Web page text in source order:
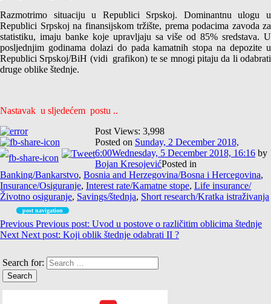
Razmotrimo situaciju u Republici Srpskoj. Dominantnu ulogu u
Republici Srpskoj na finansijskom tržište, prema podacima zavoda za
statistiku, imaju banke koje upravljaju sa više od 85% sredstava. U
posljednjim godinama dolazi do pada kamatnih stopa na depozite u
Republici Srpskoj/BiH (vidi grafikon) te se mnogi pitaju da li odabrati
druge oblike štednje.
Nastavak u sljedećem postu ..
Post Views: 3,998
Posted on Sunday, 2 December 2018,
6:00Wednesday, 5 December 2018, 16:16 by
Bojan KresojevićPosted in
Banking/Bankarstvo, Bosnia and Herzegovina/Bosna i Hercegovina,
Insurance/Osiguranje, Interest rate/Kamatne stope, Life insurance/
Životno osiguranje, Savings/štednja, Short research/Kratka istraživanja
post navigation
Previous Previous post: Uvod u postove o različitim oblicima štednje
Next Next post: Koji oblik štednje odabrati II ?
Search for: